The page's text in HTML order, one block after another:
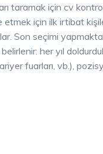
taramak için cv
etmek için ilk irtibat
Son seçimi
her yıl
fuarları, vb.),